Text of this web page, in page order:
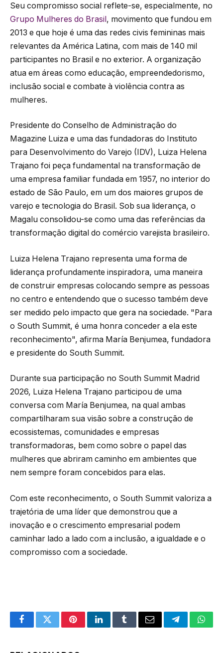
Seu compromisso social reflete-se, especialmente, no
Grupo Mulheres do Brasil, movimento que fundou em
2013 e que hoje é uma das redes civis femininas mais
relevantes da América Latina, com mais de 140 mil
participantes no Brasil e no exterior. A organização
atua em áreas como educação, empreendedorismo,
inclusão social e combate à violência contra as
mulheres.
Presidente do Conselho de Administração do
Magazine Luiza e uma das fundadoras do Instituto
para Desenvolvimento do Varejo (IDV), Luiza Helena
Trajano foi peça fundamental na transformação de
uma empresa familiar fundada em 1957, no interior do
estado de São Paulo, em um dos maiores grupos de
varejo e tecnologia do Brasil. Sob sua liderança, o
Magalu consolidou-se como uma das referências da
transformação digital do comércio varejista brasileiro.
Luiza Helena Trajano representa uma forma de
liderança profundamente inspiradora, uma maneira
de construir empresas colocando sempre as pessoas
no centro e entendendo que o sucesso também deve
ser medido pelo impacto que gera na sociedade. "Para
o South Summit, é uma honra conceder a ela este
reconhecimento", afirma María Benjumea, fundadora
e presidente do South Summit.
Durante sua participação no South Summit Madrid
2026, Luiza Helena Trajano participou de uma
conversa com María Benjumea, na qual ambas
compartilharam sua visão sobre a construção de
ecossistemas, comunidades e empresas
transformadoras, bem como sobre o papel das
mulheres que abriram caminho em ambientes que
nem sempre foram concebidos para elas.
Com este reconhecimento, o South Summit valoriza a
trajetória de uma líder que demonstrou que a
inovação e o crescimento empresarial podem
caminhar lado a lado com a inclusão, a igualdade e o
compromisso com a sociedade.
FacebookTwitterPinterestLinkedInTumblrEmail Telegram